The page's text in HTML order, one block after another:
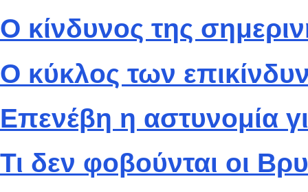
Ο κίνδυνος της
Ο κύκλος των
Επενέβη η αστυνομία
Τι δεν φοβούνται οι